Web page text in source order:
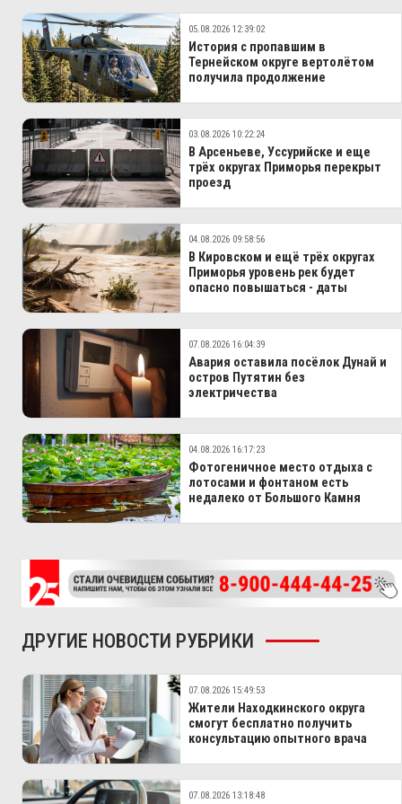
05.08.2026 12:39:02
История с пропавшим в
Тернейском округе вертолётом
получила продолжение
03.08.2026 10:22:24
В Арсеньеве, Уссурийске и еще
трёх округах Приморья перекрыт
проезд
04.08.2026 09:58:56
В Кировском и ещё трёх округах
Приморья уровень рек будет
опасно повышаться - даты
07.08.2026 16:04:39
Авария оставила посёлок Дунай и
остров Путятин без
электричества
04.08.2026 16:17:23
Фотогеничное место отдыха с
лотосами и фонтаном есть
недалеко от Большого Камня
ДРУГИЕ НОВОСТИ РУБРИКИ
07.08.2026 15:49:53
Жители Находкинского округа
смогут бесплатно получить
консультацию опытного врача
07.08.2026 13:18:48